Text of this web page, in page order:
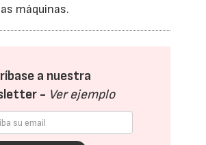
máquinas.
a nuestra
- Ver ejemplo